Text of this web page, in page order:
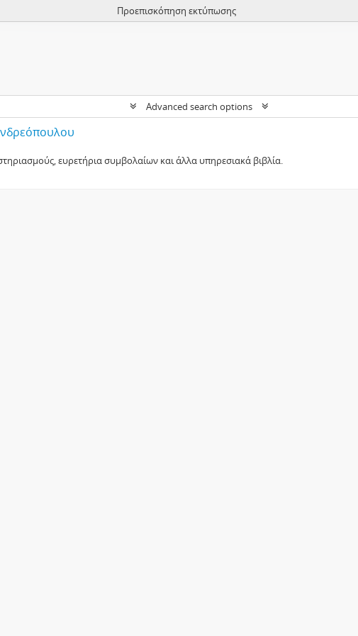
Προεπισκόπηση εκτύπωσης
Advanced search options
ευρετήρια συμβολαίων και άλλα υπηρεσιακά βιβλία.